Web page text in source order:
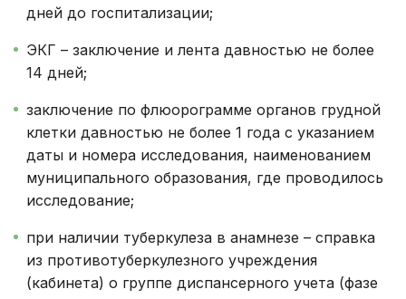
дней до госпитализации;
ЭКГ – заключение и лента давностью не более
14 дней;
заключение по флюорограмме органов грудной
клетки давностью не более 1 года с указанием
даты и номера исследования, наименованием
муниципального образования, где проводилось
исследование;
при наличии туберкулеза в анамнезе – справка
из противотуберкулезного учреждения
(кабинета) о группе диспансерного учета (фазе